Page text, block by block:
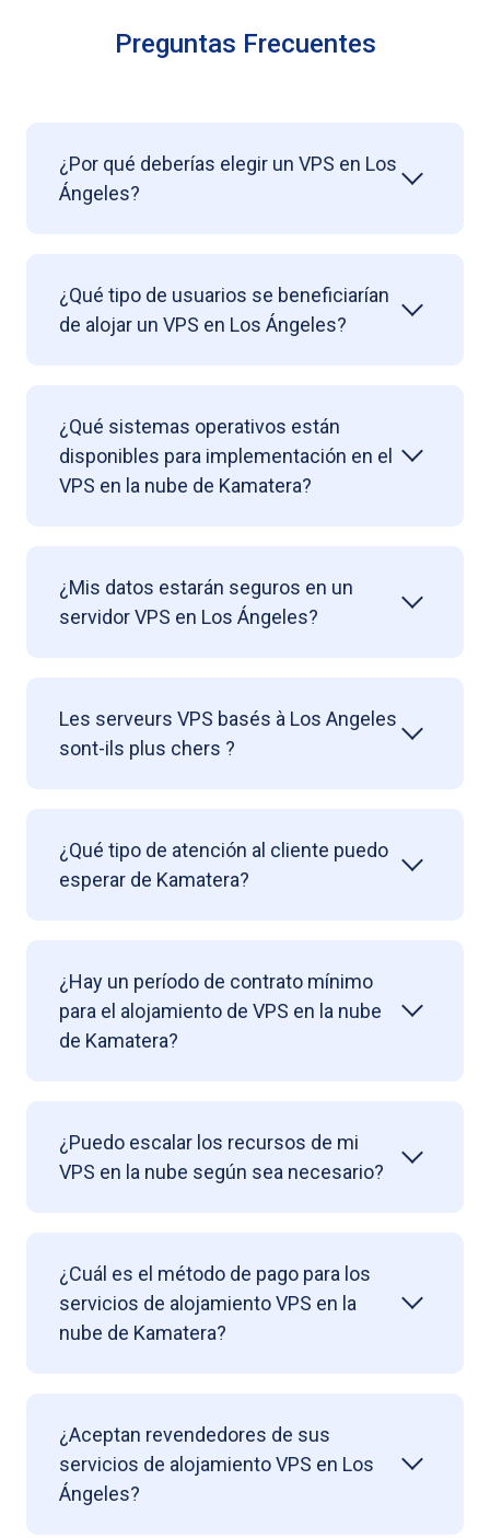
Preguntas Frecuentes
¿Por qué deberías elegir un VPS en Los
Ángeles?
¿Qué tipo de usuarios se beneficiarían
de alojar un VPS en Los Ángeles?
¿Qué sistemas operativos están
disponibles para implementación en el
VPS en la nube de Kamatera?
¿Mis datos estarán seguros en un
servidor VPS en Los Ángeles?
Les serveurs VPS basés à Los Angeles
sont-ils plus chers ?
¿Qué tipo de atención al cliente puedo
esperar de Kamatera?
¿Hay un período de contrato mínimo
para el alojamiento de VPS en la nube
de Kamatera?
¿Puedo escalar los recursos de mi
VPS en la nube según sea necesario?
¿Cuál es el método de pago para los
servicios de alojamiento VPS en la
nube de Kamatera?
¿Aceptan revendedores de sus
servicios de alojamiento VPS en Los
Ángeles?